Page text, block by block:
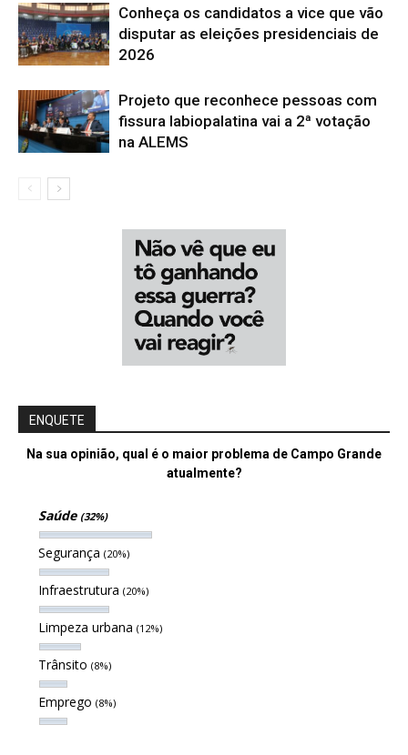
Conheça os candidatos a vice que vão
disputar as eleições presidenciais de
2026
Projeto que reconhece pessoas com
fissura labiopalatina vai a 2ª votação
na ALEMS
ENQUETE
Na sua opinião, qual é o maior problema de Campo Grande
atualmente?
Saúde (32%)
Segurança (20%)
Infraestrutura (20%)
Limpeza urbana (12%)
Trânsito (8%)
Emprego (8%)